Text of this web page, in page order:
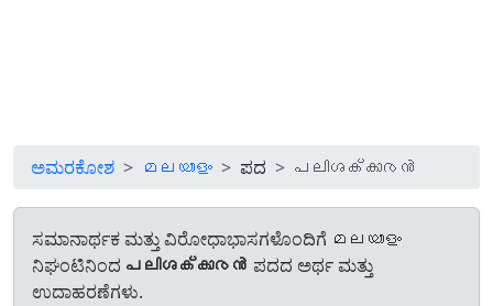
ಅಮರಕೋಶ മലയാളം ಪದ പലിശക്കാരൻ
ಸಮಾನಾರ್ಥಕ ಮತ್ತು ವಿರೋಧಾಭಾಸಗಳೊಂದಿಗೆ മലയാളം
ನಿಘಂಟಿನಿಂದ പലിശക്കാരൻ ಪದದ ಅರ್ಥ ಮತ್ತು
ಉದಾಹರಣೆಗಳು.